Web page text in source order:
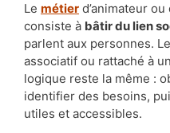
Le métier d’animateur
consiste à bâtir du lien
parlent aux personnes.
associatif ou rattaché à
logique reste la même :
identifier des besoins,
utiles et accessibles.